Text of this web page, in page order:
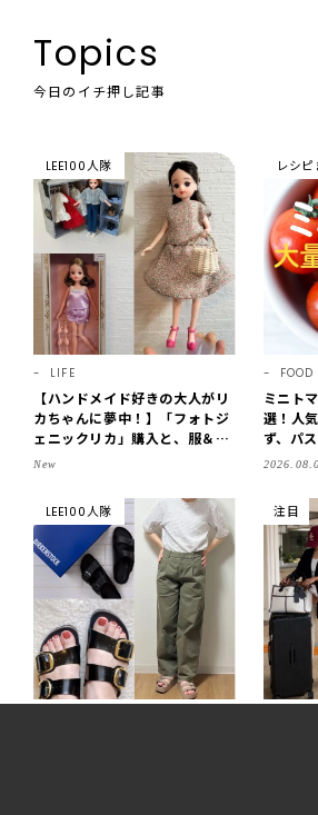
Topics
今日のイチ押し記事
LEE100人隊
LIFE
【ハンドメイド好きの大人がリ
カちゃんに夢中！】「フォトジ
ェニックリカ」購入と、服＆ク
ローゼットの手づくり実例をご
New
レシピ
FOOD
ミニト
選！人
ず、パ
で【保存
LEE100人隊 注目